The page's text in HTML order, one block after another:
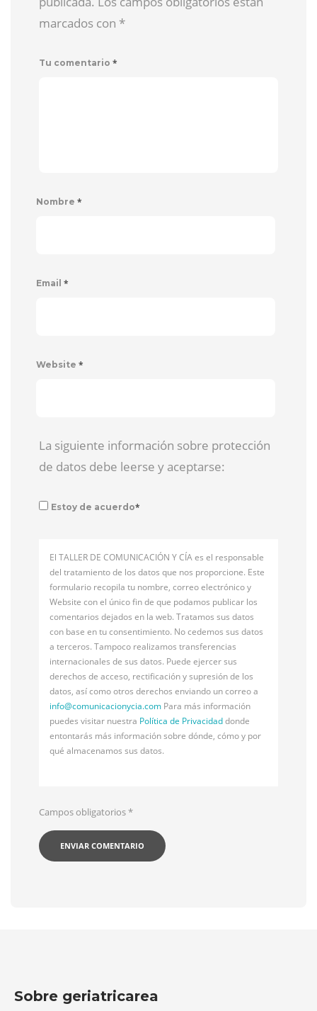
marcados con *
Tu comentario *
Nombre *
Email *
Website *
La siguiente información sobre protección
de datos debe leerse y aceptarse:
Estoy de acuerdo*
El TALLER DE COMUNICACIÓN Y CÍA es el responsable
del tratamiento de los datos que nos proporcione. Este
formulario recopila tu nombre, correo electrónico y
Website con el único fin de que podamos publicar los
comentarios dejados en la web. Tratamos sus datos
con base en tu consentimiento. No cedemos sus datos
a terceros. Tampoco realizamos transferencias
internacionales de sus datos. Puede ejercer sus
derechos de acceso, rectificación y supresión de los
datos, así como otros derechos enviando un correo a
info@comunicacionycia.com Para más información
puedes visitar nuestra Política de Privacidaddonde
entontarás más información sobre dónde, cómo y por
qué almacenamos sus datos.
Campos obligatorios*
Sobre geriatricarea